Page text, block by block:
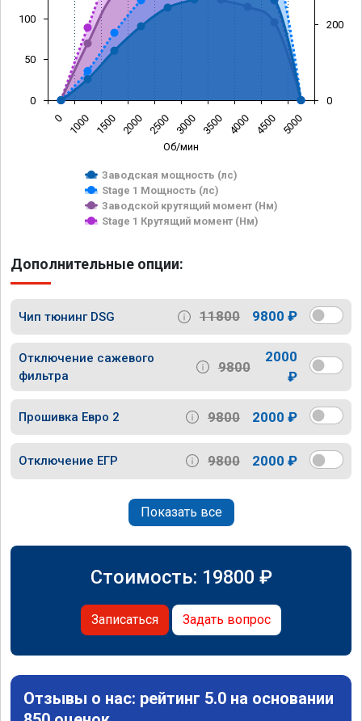
Об/мин
Заводская мощность (лс)
Stage 1 Мощность (лс)
Заводской крутящий момент (Нм)
Stage 1 Крутящий момент (Нм)
0 1000 1500 2000 2500 3000 3500 4000 4500 5000
0
50
100
0
200
Дополнительные опции:
Чип тюнинг DSG 11800 9800 ₽
Отключение сажевого
фильтра
9800
2000
₽
Прошивка Евро 2 9800 2000 ₽
Отключение ЕГР 9800 2000 ₽
Показать все
Стоимость: 19800 ₽
Записаться Задать вопрос
Отзывы о нас: рейтинг 5.0 на основании